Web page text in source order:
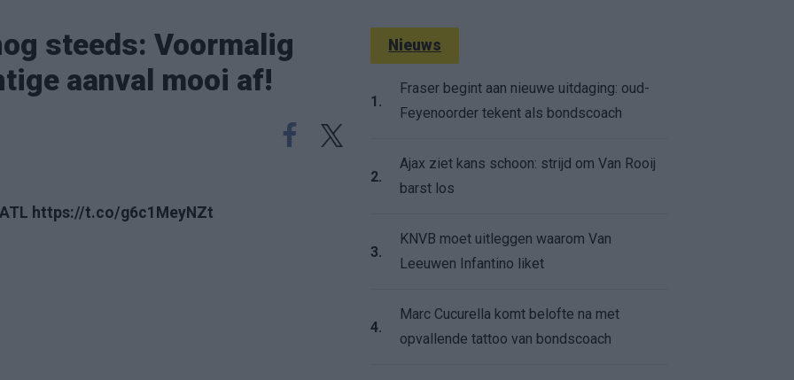
steeds: Voormalig
aanval mooi af!
https://t.co/g6c1MeyNZt
Nieuws
1.
Fraser begint aan nieuwe uitdaging: oud-
Feyenoorder tekent als bondscoach
2.
Ajax ziet kans schoon: strijd om Van Rooij
barst los
3.
KNVB moet uitleggen waarom Van
Leeuwen Infantino liket
4.
Marc Cucurella komt belofte na met
opvallende tattoo van bondscoach